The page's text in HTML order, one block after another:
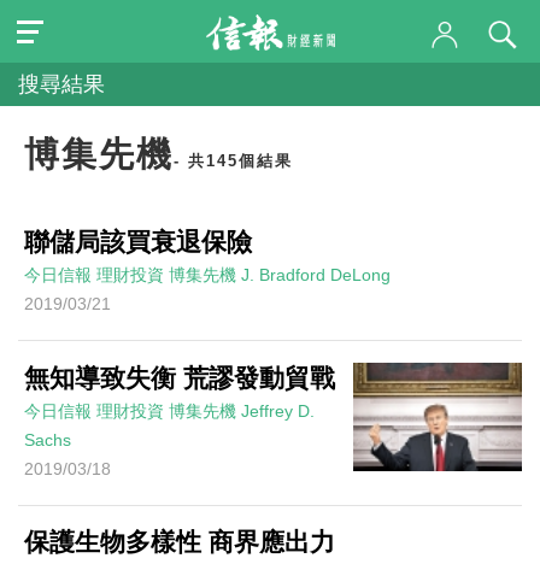
搜尋結果
博集先機- 共145個結果
聯儲局該買衰退保險
今日信報 理財投資 博集先機 J. Bradford DeLong
2019/03/21
無知導致失衡 荒謬發動貿戰
今日信報 理財投資 博集先機 Jeffrey D.
Sachs
2019/03/18
保護生物多樣性 商界應出力